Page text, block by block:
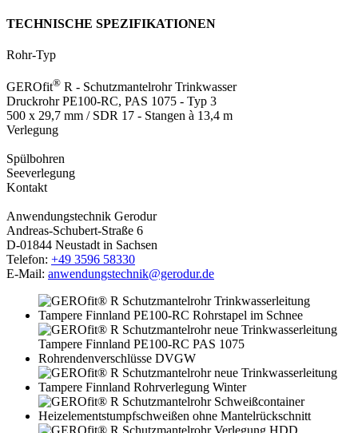
TECHNISCHE SPEZIFIKATIONEN
Rohr-Typ
GEROfit® R - Schutzmantelrohr Trinkwasser
Druckrohr PE100-RC, PAS 1075 - Typ 3
500 x 29,7 mm /­ SDR 17 - Stangen à 13,4 m
Verlegung
Spülbohren
Seeverlegung
Kontakt
Anwendungstechnik Gerodur
Andreas-Schubert-Straße 6
D-01844 Neustadt in Sachsen
Telefon: +49 3596 58330
E-Mail: anwendungstechnik@gerodur.de